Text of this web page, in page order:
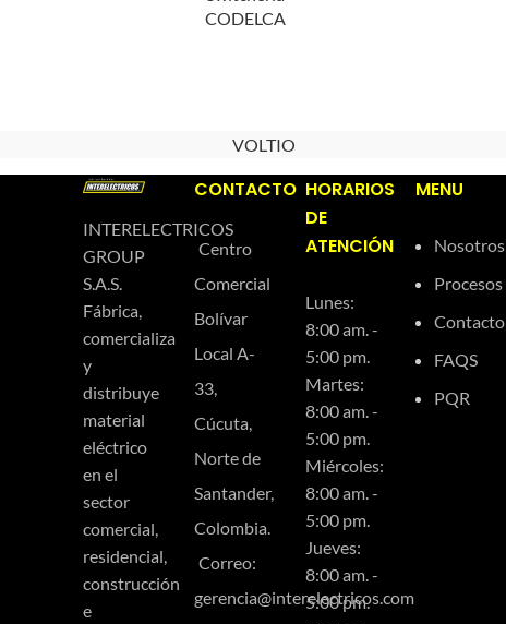
CODELCA
VOLTIO
INTERELECTRICOS
GROUP
S.A.S.
Fábrica,
comercializa
y
distribuye
material
eléctrico
en el
sector
comercial,
residencial,
construcción
e
CONTACTO
Centro
Comercial
Bolívar
Local A-
33,
Cúcuta,
Norte de
Santander,
Colombia.
Correo:
gerencia@interelectricos.com
HORARIOS
DE
ATENCIÓN
Lunes:
8:00 am. -
5:00 pm.
Martes:
8:00 am. -
5:00 pm.
Miércoles:
8:00 am. -
5:00 pm.
Jueves:
8:00 am. -
5:00 pm.
MENU
Nosotros
Procesos
Contacto
FAQS
PQR